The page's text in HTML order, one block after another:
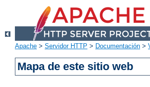
Apache > Servidor HTTP > Documentación >
Mapa de este sitio web